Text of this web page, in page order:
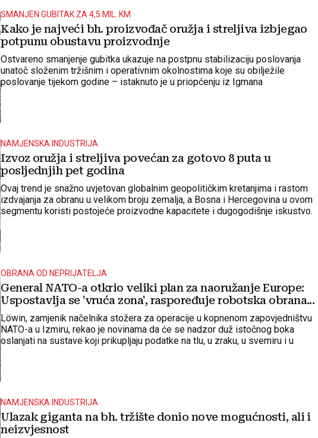
SMANJEN GUBITAK ZA 4,5 MIL. KM
Kako je najveći bh. proizvođač oružja i streljiva izbjegao
potpunu obustavu proizvodnje
Ostvareno smanjenje gubitka ukazuje na postpnu stabilizaciju poslovanja
unatoč složenim tržišnim i operativnim okolnostima koje su obilježile
poslovanje tijekom godine – istaknuto je u priopćenju iz Igmana
NAMJENSKA INDUSTRIJA
Izvoz oružja i streljiva povećan za gotovo 8 puta u
posljednjih pet godina
Ovaj trend je snažno uvjetovan globalnim geopolitičkim kretanjima i rastom
izdvajanja za obranu u velikom broju zemalja, a Bosna i Hercegovina u ovom
segmentu koristi postojeće proizvodne kapacitete i dugogodišnje iskustvo.
OBRANA OD NEPRIJATELJA
General NATO-a otkrio veliki plan za naoružanje Europe:
Uspostavlja se 'vruća zona', raspoređuje robotska obrana...
Löwin, zamjenik načelnika stožera za operacije u kopnenom zapovjedništvu
NATO-a u Izmiru, rekao je novinama da će se nadzor duž istočnog boka
oslanjati na sustave koji prikupljaju podatke na tlu, u zraku, u svemiru i u
NAMJENSKA INDUSTRIJA
Ulazak giganta na bh. tržište donio nove mogućnosti, ali i
neizvjesnost